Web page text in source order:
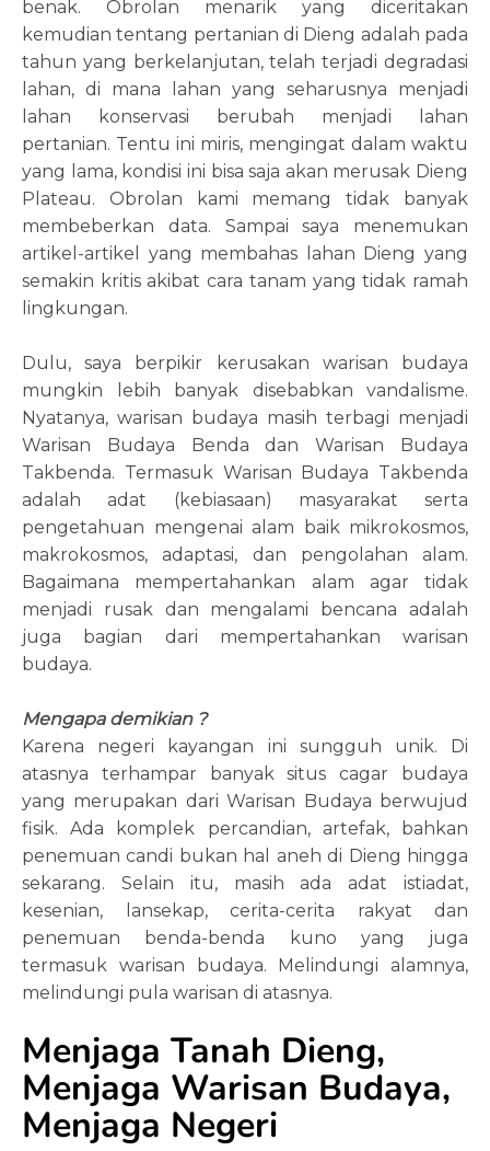
benak. Obrolan menarik yang diceritakan
kemudian tentang pertanian di Dieng adalah pada
tahun yang berkelanjutan, telah terjadi degradasi
lahan, di mana lahan yang seharusnya menjadi
lahan konservasi berubah menjadi lahan
pertanian. Tentu ini miris, mengingat dalam waktu
yang lama, kondisi ini bisa saja akan merusak Dieng
Plateau. Obrolan kami memang tidak banyak
membeberkan data. Sampai saya menemukan
artikel-artikel yang membahas lahan Dieng yang
semakin kritis akibat cara tanam yang tidak ramah
lingkungan.
Dulu, saya berpikir kerusakan warisan budaya
mungkin lebih banyak disebabkan vandalisme.
Nyatanya, warisan budaya masih terbagi menjadi
Warisan Budaya Benda dan Warisan Budaya
Takbenda. Termasuk Warisan Budaya Takbenda
adalah adat (kebiasaan) masyarakat serta
pengetahuan mengenai alam baik mikrokosmos,
makrokosmos, adaptasi, dan pengolahan alam.
Bagaimana mempertahankan alam agar tidak
menjadi rusak dan mengalami bencana adalah
juga bagian dari mempertahankan warisan
budaya.
Mengapa demikian ?
Karena negeri kayangan ini sungguh unik. Di
atasnya terhampar banyak situs cagar budaya
yang merupakan dari Warisan Budaya berwujud
fisik. Ada komplek percandian, artefak, bahkan
penemuan candi bukan hal aneh di Dieng hingga
sekarang. Selain itu, masih ada adat istiadat,
kesenian, lansekap, cerita-cerita rakyat dan
penemuan benda-benda kuno yang juga
termasuk warisan budaya. Melindungi alamnya,
melindungi pula warisan di atasnya.
Menjaga Tanah Dieng,
Menjaga Warisan Budaya,
Menjaga Negeri